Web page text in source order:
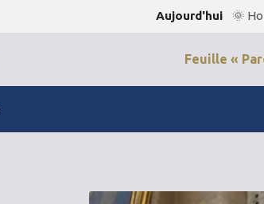
Aujourd'hui 🌞
Feuille «